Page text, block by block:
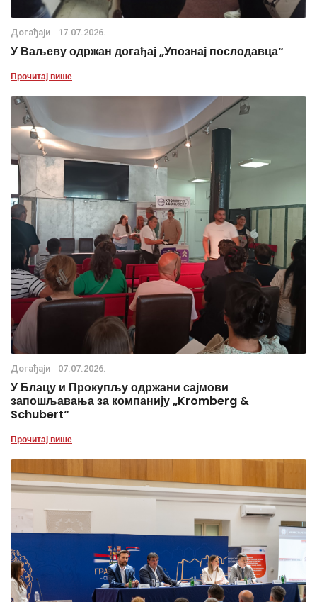
Дoгађаjи 17.07.2026.
У Ваљеву одржан догађај „Упознај послодавца“
Прочитај више
Дoгађаjи 07.07.2026.
У Блацу и Прокупљу одржани сајмови
запошљавања за компанију „Kromberg &
Schubert“
Прочитај више